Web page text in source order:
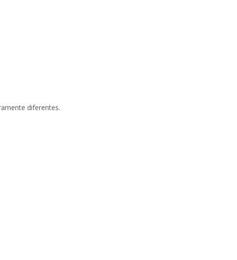
diferentes.